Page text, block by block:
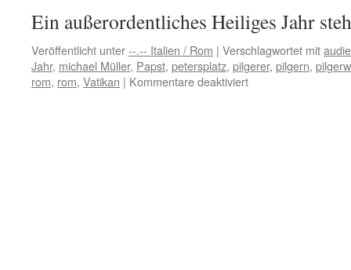
Ein außerordentliches Heiliges Jahr
Veröffentlicht unter--.-- Italien / Rom | Verschlagwortet mit
Jahr, michael Müller, Papst, petersplatz, pilgerer, pilgern,
rom, rom, Vatikan | Kommentare deaktiviertfür